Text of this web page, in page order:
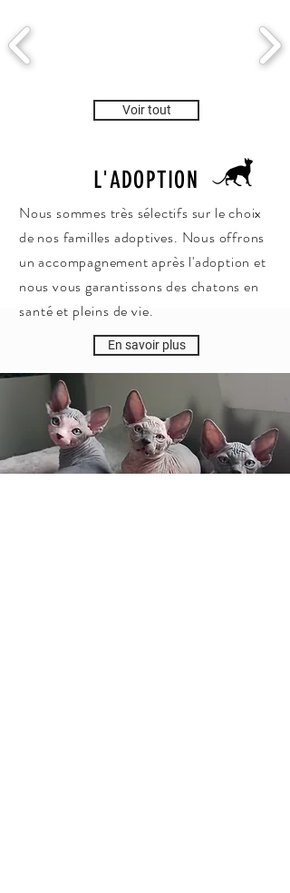
Voir tout
L'ADOPTION
En savoir plus
Nous sommes très sélectifs sur le choix
de nos familles adoptives. Nous offrons
un accompagnement après l'adoption et
nous vous garantissons des chatons en
santé et pleins de vie.